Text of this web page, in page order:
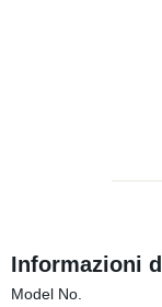
Informazioni
Model No.